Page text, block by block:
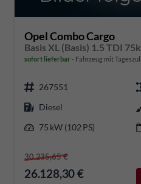
Opel Combo Cargo
sofort lieferbar Fahrzeug mit
267551
Diesel
75 kW (102 PS)
30.235,65 €
26.128,30 €